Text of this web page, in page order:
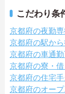
こだわり条
京都府の夜勤
京都府の駅か
京都府の車通
京都府の寮・
京都府の住宅
京都府のオー